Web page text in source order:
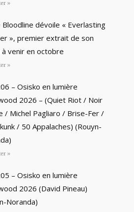
»
Bloodline dévoile « Everlasting
», premier extrait de son
à venir en octobre
»
– Osisko en lumière
2026 – (Quiet Riot / Noir
/ Michel Pagliaro / Brise-Fer /
/ 50 Appalaches) (Rouyn-
»
– Osisko en lumière
2026 (David Pineau)
Noranda)